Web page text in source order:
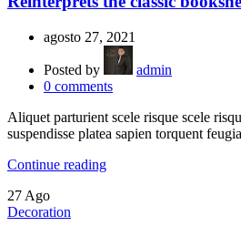
agosto 27, 2021
Posted by
admin
0 comments
Aliquet parturient scele risque scele
suspendisse platea sapien torquent
Continue reading
27 Ago
Decoration